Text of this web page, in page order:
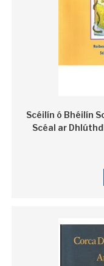
Scéilín ó Bhéilín
Scéal ar